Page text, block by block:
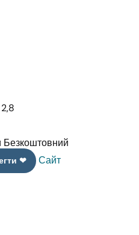
Безкоштовний
❤ Сайт